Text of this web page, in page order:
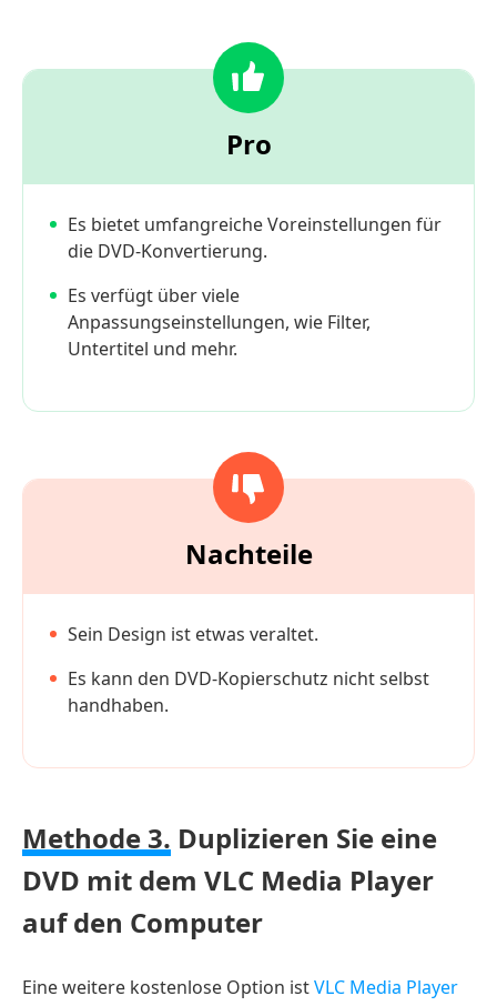
Pro
Es bietet umfangreiche Voreinstellungen für
die DVD-Konvertierung.
Es verfügt über viele
Anpassungseinstellungen, wie Filter,
Untertitel und mehr.
Nachteile
Sein Design ist etwas veraltet.
Es kann den DVD-Kopierschutz nicht selbst
handhaben.
Methode 3. Duplizieren Sie eine
DVD mit dem VLC Media Player
auf den Computer
Eine weitere kostenlose Option istVLC Media Player